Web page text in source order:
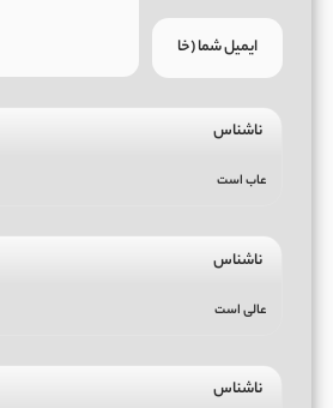
ناشناس
عاب است
ناشناس
عالی است
ناشناس